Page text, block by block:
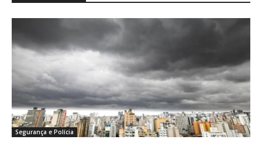
Segurança e Polícia